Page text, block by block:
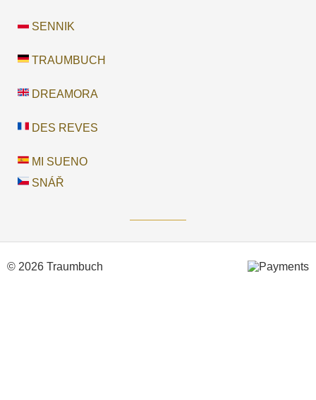
SENNIK
TRAUMBUCH
DREAMORA
DES REVES
MI SUENO
SNÁŘ
© 2026 Traumbuch